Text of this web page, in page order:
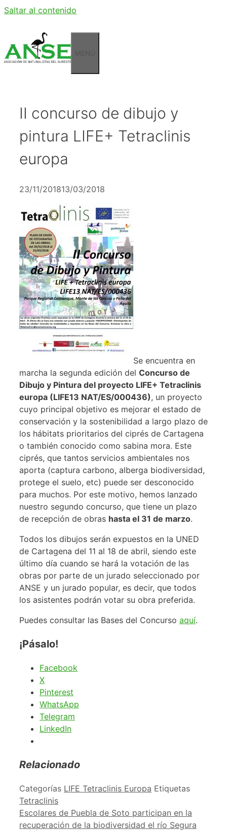
Saltar al contenido
II concurso de dibujo y
pintura LIFE+ Tetraclinis
europa
23/11/201813/03/2018
Se encuentra en
marcha la segunda edición del Concurso de
Dibujo y Pintura del proyecto LIFE+ Tetraclinis
europa (LIFE13 NAT/ES/000436), un proyecto
cuyo principal objetivo es mejorar el estado de
conservación y la sostenibilidad a largo plazo de
los hábitats prioritarios del ciprés de Cartagena
o también conocido como sabina mora. Este
ciprés, que tantos servicios ambientales nos
aporta (captura carbono, alberga biodiversidad,
protege el suelo, etc) puede ser desconocido
para muchos. Por este motivo, hemos lanzado
nuestro segundo concurso, que tiene un plazo
de recepción de obras hasta el 31 de marzo.
Todos los dibujos serán expuestos en la UNED
de Cartagena del 11 al 18 de abril, siendo este
último día cuando se hará la votación de las
obras por parte de un jurado seleccionado por
ANSE y un jurado popular, es decir, que todos
los asistentes podrán votar su obra preferida.
Puedes consultar las Bases del Concurso aquí.
¡Pásalo!
Facebook
X
Pinterest
WhatsApp
Telegram
LinkedIn
Relacionado
Categorías LIFE Tetraclinis Europa Etiquetas
Tetraclinis
Escolares de Puebla de Soto participan en la
recuperación de la biodiversidad el río Segura